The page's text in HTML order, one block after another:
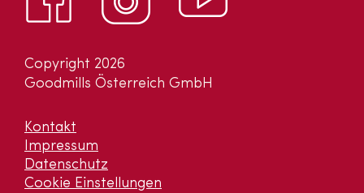
Copyright 2026
Goodmills Österreich GmbH
Kontakt
Impressum
Datenschutz
Cookie Einstellungen